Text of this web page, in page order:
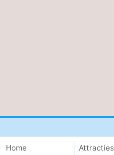
Home
Attracties